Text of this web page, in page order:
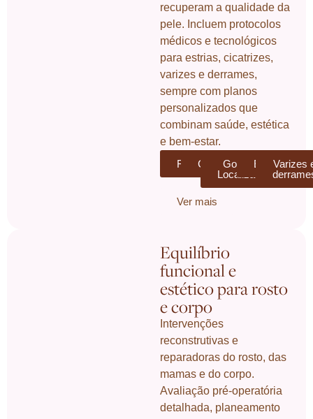
recuperam a qualidade da
pele. Incluem protocolos
médicos e tecnológicos
para estrias, cicatrizes,
varizes e derrames,
sempre com planos
personalizados que
combinam saúde, estética
e bem-estar.
FlacidezCeluliteGordura
Localizada
EstriasVarizes
Ver mais
Equilíbrio
funcional e
estético para rosto
e corpo
Intervenções
reconstrutivas e
reparadoras do rosto, das
mamas e do corpo.
Avaliação pré-operatória
detalhada, planeamento